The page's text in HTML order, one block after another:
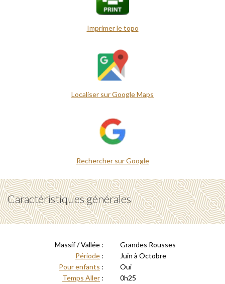
Imprimer le topo
Localiser sur Google Maps
Rechercher sur Google
Caractéristiques générales
Massif / Vallée :
Grandes Rousses
Période :
Juin à Octobre
Pour enfants :
Oui
Temps Aller :
0h25